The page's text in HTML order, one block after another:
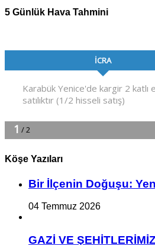
5 Günlük Hava Tahmini
Köşe Yazıları
Bir İlçe­nin Do­ğu­şu:
04 Temmuz 2026
GAZİ VE ŞEHİTLERİMİZ